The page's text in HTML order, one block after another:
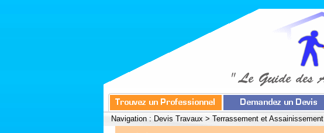
Navigation : Devis Travaux > Terrassement et Assainissement